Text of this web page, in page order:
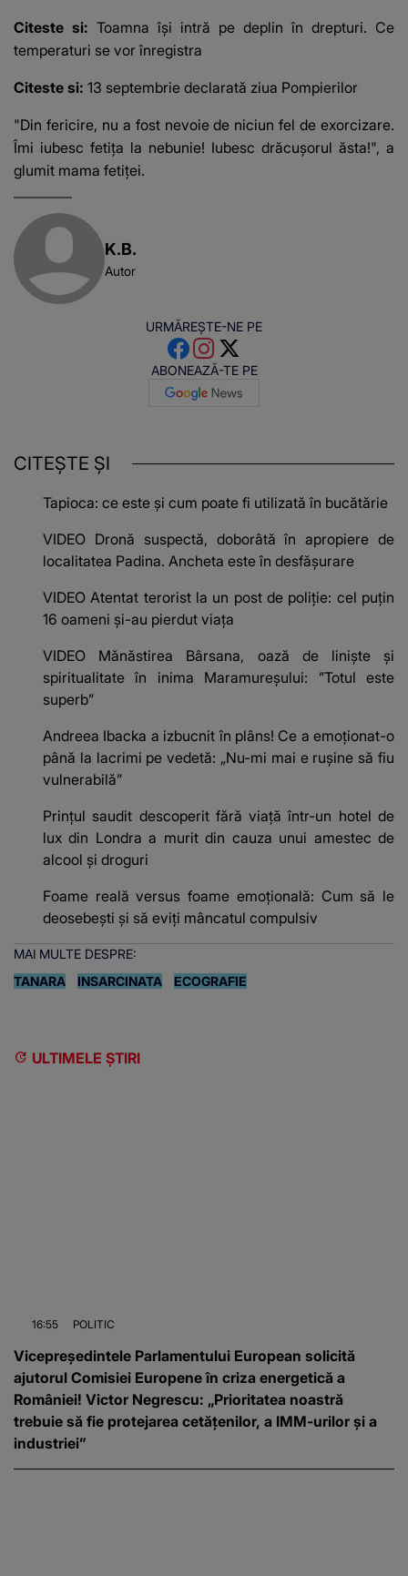
Citeste si: Toamna își intră pe deplin în drepturi. Ce
temperaturi se vor înregistra
Citeste si: 13 septembrie declarată ziua Pompierilor
"Din fericire, nu a fost nevoie de niciun fel de exorcizare.
Îmi iubesc fetița la nebunie! Iubesc drăcușorul ăsta!", a
glumit mama fetiței.
K.B.
Autor
URMĂREȘTE-NE PE
ABONEAZĂ-TE PE
CITEȘTE ȘI
Tapioca: ce este și cum poate fi utilizată în bucătărie
VIDEO Dronă suspectă, doborâtă în apropiere de
localitatea Padina. Ancheta este în desfășurare
VIDEO Atentat terorist la un post de poliție: cel puțin
16 oameni și-au pierdut viața
VIDEO Mănăstirea Bârsana, oază de liniște și
spiritualitate în inima Maramureșului: ”Totul este
superb”
Andreea Ibacka a izbucnit în plâns! Ce a emoționat-o
până la lacrimi pe vedetă: „Nu-mi mai e rușine să fiu
vulnerabilă”
Prințul saudit descoperit fără viață într-un hotel de
lux din Londra a murit din cauza unui amestec de
alcool și droguri
Foame reală versus foame emoțională: Cum să le
deosebești și să eviți mâncatul compulsiv
MAI MULTE DESPRE:
TANARA
INSARCINATA ECOGRAFIE
ULTIMELE ȘTIRI
16:55 POLITIC
Vicepreședintele Parlamentului European solicită
ajutorul Comisiei Europene în criza energetică a
României! Victor Negrescu: „Prioritatea noastră
trebuie să fie protejarea cetățenilor, a IMM-urilor și a
industriei”